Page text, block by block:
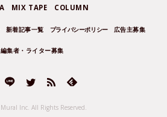
MIX TAPE COLUMN
新着記事一覧 プライバシーポリシー 広告主募集
編集者・ライター募集
Inc. All Rights Reserved.